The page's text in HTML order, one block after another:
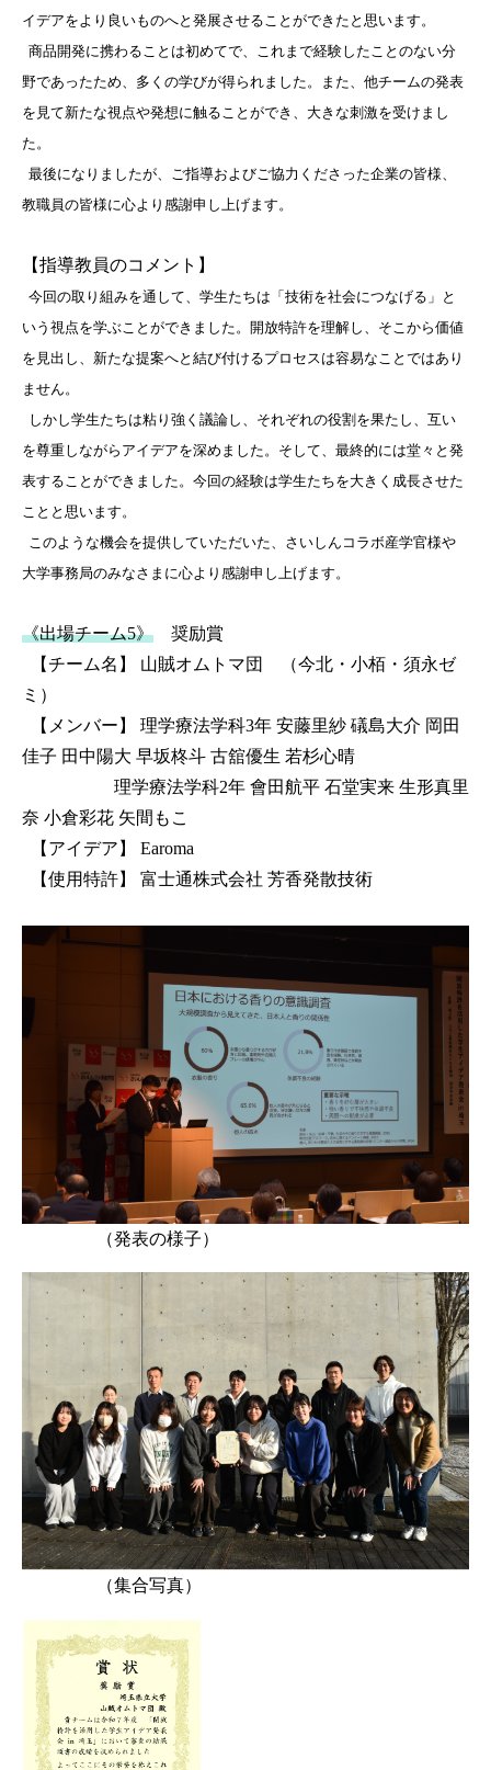
イデアをより良いものへと発展させることができたと思います。
商品開発に携わることは初めてで、これまで経験したことのない分
野であったため、多くの学びが得られました。また、他チームの発表
を見て新たな視点や発想に触ることができ、大きな刺激を受けまし
た。
最後になりましたが、ご指導およびご協力くださった企業の皆様、
教職員の皆様に心より感謝申し上げます。
【指導教員のコメント】
今回の取り組みを通して、学生たちは「技術を社会につなげる」と
いう視点を学ぶことができました。開放特許を理解し、そこから価値
を見出し、新たな提案へと結び付けるプロセスは容易なことではあり
ません。
しかし学生たちは粘り強く議論し、それぞれの役割を果たし、互い
を尊重しながらアイデアを深めました。そして、最終的には堂々と発
表することができました。今回の経験は学生たちを大きく成長させた
ことと思います。
このような機会を提供していただいた、さいしんコラボ産学官様や
大学事務局のみなさまに心より感謝申し上げます。
《出場チーム5》 奨励賞
【チーム名】 山賊オムトマ団 （今北・小栢・須永ゼ
ミ）
【メンバー】 理学療法学科3年 安藤里紗 礒島大介 岡田
佳子 田中陽大 早坂柊斗 古舘優生 若杉心晴
理学療法学科2年 會田航平 石堂実来 生形真里
奈 小倉彩花 矢間もこ
【アイデア】 Earoma
【使用特許】 富士通株式会社 芳香発散技術
（発表の様子）
（集合写真）